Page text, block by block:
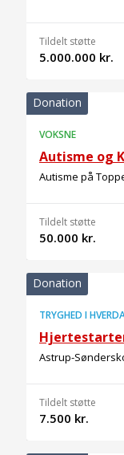
Tildelt støtte
5.000.000 kr.
Donation
VOKSNE
Autisme og
Autisme på
Tildelt støtte
50.000 kr.
Donation
TRYGHED I
Astrup-
Tildelt støtte
7.500 kr.